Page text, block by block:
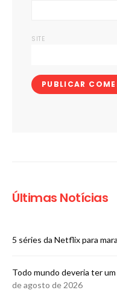
SITE
Últimas Notícias
5 séries da Netflix para
Todo mundo deveria ter
de agosto de 2026